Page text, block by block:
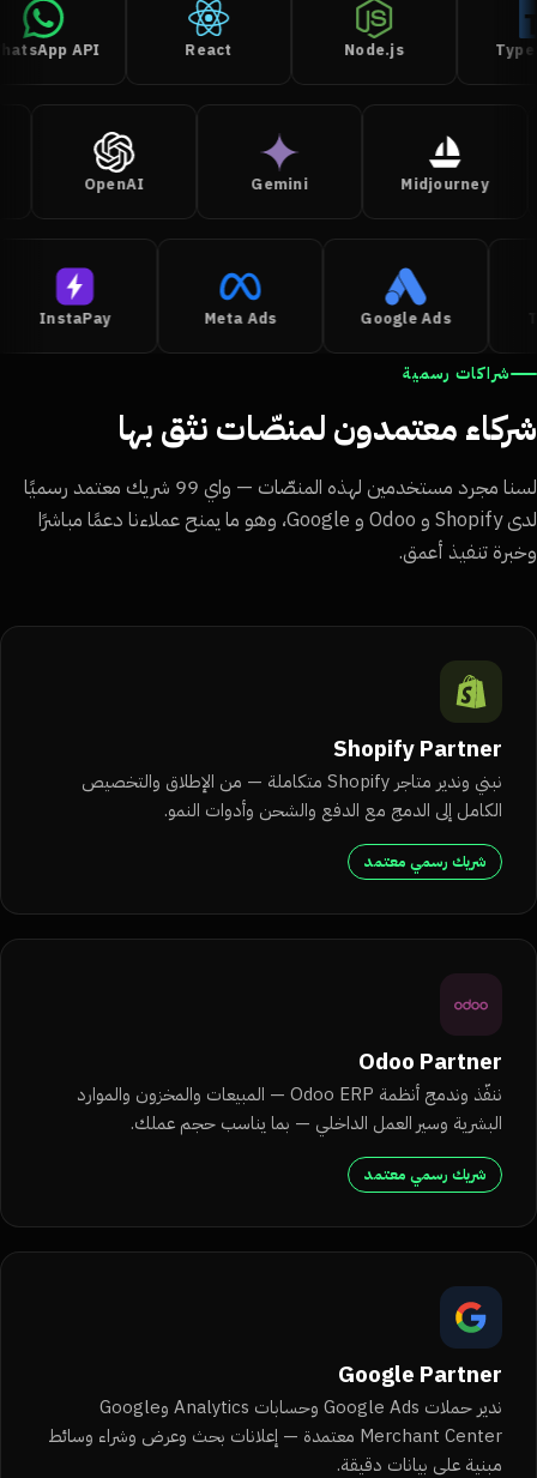
WhatsApp API React Node.js
OpenAI Gemini Midjourney
InstaPay Meta Ads Google Ads
شراكات رسمية
معتمدون لمنصّات نثق بها
لسنا مجرد مستخدمين لهذه المنصّات — واي 99 شريك معتمد رسميًا
لدى Shopify و Odoo و Google، وهو ما يمنح عملاءنا دعمًا مباشرًا
تنفيذ أعمق.
Shopify Partner
نبني وندير متاجر Shopify متكاملة — من الإطلاق والتخصيص
الكامل إلى الدمج مع الدفع والشحن وأدوات النمو.
شريك رسمي معتمد
Odoo Partner
ننفّذ وندمج أنظمة Odoo ERP — المبيعات والمخزون والموارد
البشرية وسير العمل الداخلي — بما يناسب حجم عملك.
شريك رسمي معتمد
Google Partner
ندير حملات Google Ads وحسابات Analytics وGoogle
Merchant Center معتمدة — إعلانات بحث وعرض وشراء وسائط
مبنية على بيانات دقيقة.